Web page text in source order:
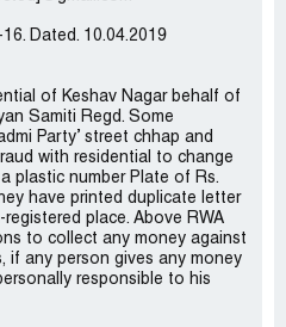
Dated. 10.04.2019
of Keshav Nagar behalf of
Samiti Regd. Some
Party’ street chhap and
with residential to change
plastic number Plate of Rs.
have printed duplicate letter
place. Above RWA
to collect any money against
if any person gives any money
responsible to his